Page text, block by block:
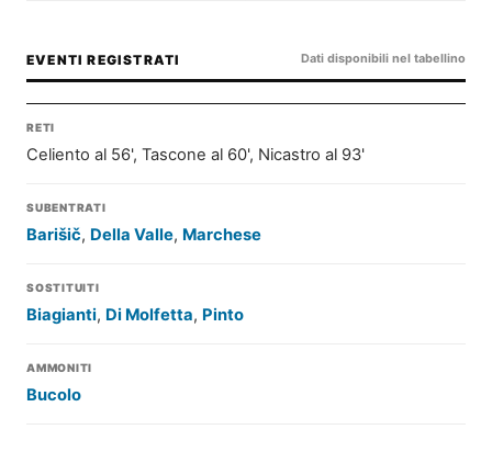
EVENTI REGISTRATI Dati disponibili nel tabellino
RETI
Celiento al 56', Tascone al 60', Nicastro al 93'
SUBENTRATI
Barišič, Della Valle, Marchese
SOSTITUITI
Biagianti, Di Molfetta, Pinto
AMMONITI
Bucolo